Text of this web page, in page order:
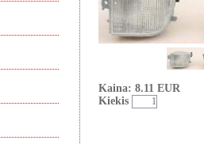
Kaina: 8.11 EUR
Kiekis